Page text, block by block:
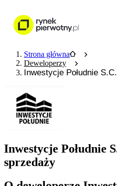
Strona główna
Deweloperzy
Inwestycje Południe S.C.
Inwestycje Południe
sprzedaży